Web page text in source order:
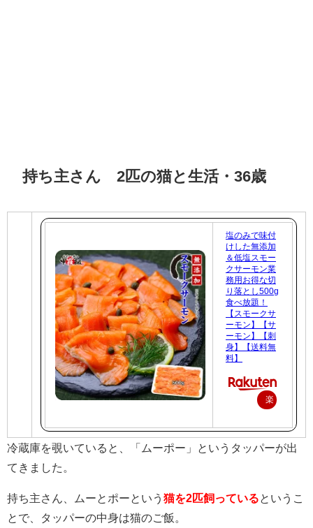
持ち主さん 2匹の猫と生活・36歳
塩のみで味付
けした無添加
＆低塩スモー
クサーモン業
務用お得な切
り落とし500g
食べ放題！
【スモークサ
ーモン】【サ
ーモン】【刺
身】【送料無
料】
楽
で
冷蔵庫を覗いていると、「ムーポー」というタッパーが出
てきました。
持ち主さん、ムーとポーという 猫を2匹飼っている というこ
とで、タッパーの中身は猫のご飯。